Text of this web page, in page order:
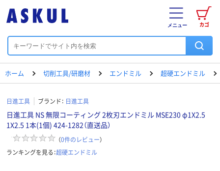
カゴ
メニュー
ホーム 切削工具/研磨材 エンドミル 超硬エンドミル
日進工具 ブランド： 日進工具
日進工具 NS 無限コーティング 2枚刃エンドミル MSE230 φ1X2.5
1X2.5 1本(1個) 424-1282（直送品）
（0件のレビュー）
ランキングを見る：超硬エンドミル